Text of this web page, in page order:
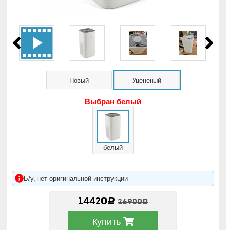
Новый Уцененый
Выбран белый
белый
Б/у, нет оригинальной инструкции
14420₽ 26900₽
Купить